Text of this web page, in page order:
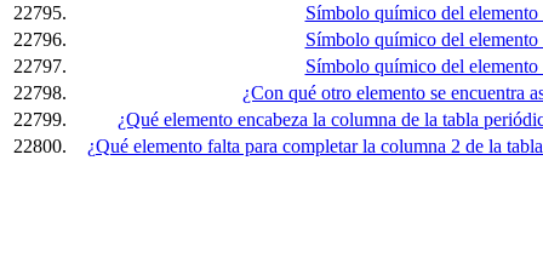
22795.
Símbolo químico del
22796.
Símbolo químico del
22797.
Símbolo químico del
22798.
¿Con qué otro elemento se encuentra
22799.
¿Qué elemento encabeza la columna de la tabla
22800.
¿Qué elemento falta para completar la columna 2 de la